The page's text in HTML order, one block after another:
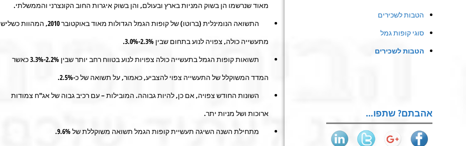
מאוד שנרשמו הן בשוק המניות בארץ ובעולם, והן בשוק איגרות החוב הקונצרני והממשלתי.
התשואה הנומינלית (ברוטו) של קופות הגמל הגדולות מאוד באוקטובר 2010, המהוות כשליש
מתעשייה כולה, צפויה לנוע בתחום שבין 2.3%-3.0%.
תשואות קופות הגמל בתעשייה כולה צפויות לנוע בטווח רחב יותר שבין 2.2%-3.3% כאשר
המדד המשוקלל של התעשייה צפוי להצביע, כאמור, על תשואה של כ-2.5%.
השונות החודש צפויה, אם כן, להיות גבוהה. המובילות – עם רכיב גבוה של אג"ח צמודות
ארוכות ושל מניות יתר.
מתחילת השנה השיגה תעשיית קופות הגמל תשואה משוקללת של 9.6%.
הטבות לשכירים
סוגי קופות גמל
הטבות לשכירים
אהבתם? שתפו…